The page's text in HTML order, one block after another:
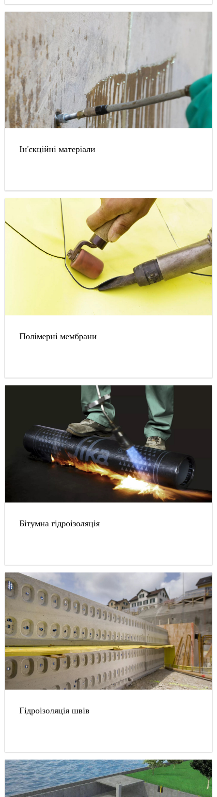
Ін'єкційні матеріали
Полімерні мембрани
Бітумна гідроізоляція
Гідроізоляція швів